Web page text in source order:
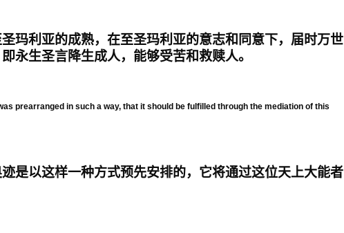
玛利亚的成熟，在至圣玛利亚的意志和同意下， 届时万世
永生圣言降生成人，能够受苦和救赎人。
prearranged in such a way, that it should be fulfilled through the mediation of this
是以这样一种方式预先安排的，它将通过这位天上大能者